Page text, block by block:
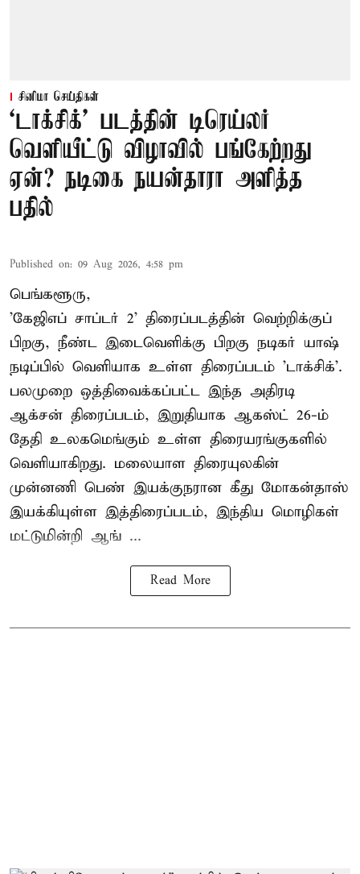
சினிமா செய்திகள்
‘டாக்சிக்’ படத்தின் டிரெய்லர்
வெளியீட்டு விழாவில் பங்கேற்றது
ஏன்? நடிகை நயன்தாரா அளித்த
பதில்
Published on: 09 Aug 2026, 4:58 pm
பெங்களூரு,
'கேஜிஎப் சாப்டர் 2' திரைப்படத்தின் வெற்றிக்குப்
பிறகு, நீண்ட இடைவெளிக்கு பிறகு நடிகர் யாஷ்
நடிப்பில் வெளியாக உள்ள திரைப்படம் 'டாக்சிக்'.
பலமுறை ஒத்திவைக்கப்பட்ட இந்த அதிரடி
ஆக்சன் திரைப்படம், இறுதியாக ஆகஸ்ட் 26-ம்
தேதி உலகமெங்கும் உள்ள திரையரங்குகளில்
வெளியாகிறது. மலையாள திரையுலகின்
முன்னணி பெண் இயக்குநரான கீது மோகன்தாஸ்
இயக்கியுள்ள இத்திரைப்படம், இந்திய மொழிகள்
மட்டுமின்றி ஆங் ...
Read More